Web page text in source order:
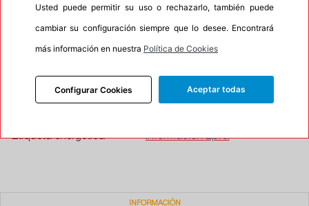
Calidad BUDGET
No
50% 50%
•Etiqueta energética Información Eprel
INFORMACIÓN
Usted puede permitir su uso o rechazarlo, también puede
cambiar su configuración siempre que lo desee. Encontrará
más información en nuestra Política de Cookies
Configurar Cookies Aceptar todas